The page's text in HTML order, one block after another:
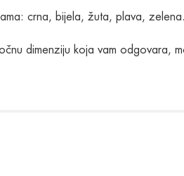
crna, bijela, žuta, plava,
dimenziju koja vam odgovara,